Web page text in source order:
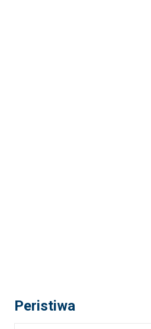
Peristiwa